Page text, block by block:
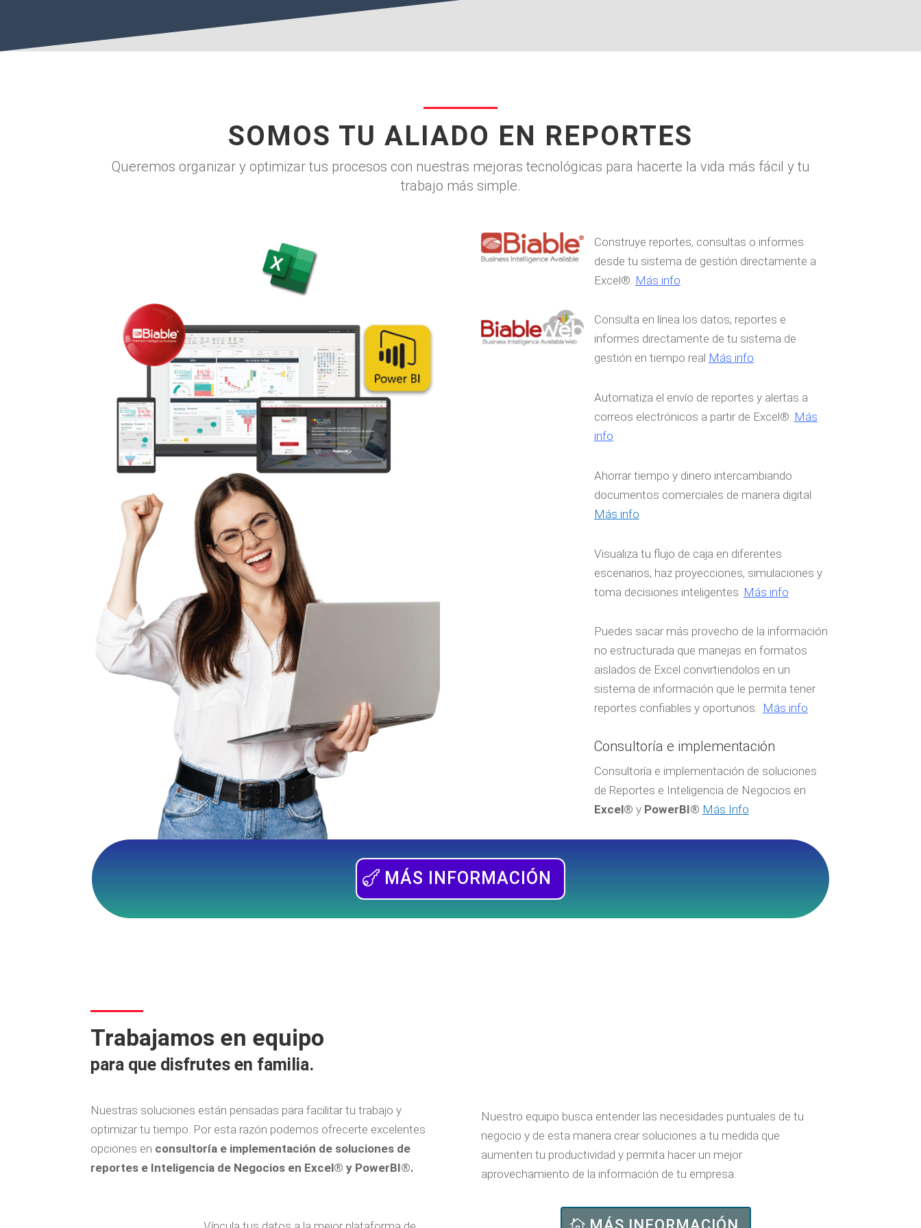
SOMOS TU ALIADO EN REPORTES
Queremos organizar y optimizar tus procesos con nuestras mejoras tecnológicas para hacerte la vida más fácil y tu
trabajo más simple.
Construye reportes, consultas o informes
desde tu sistema de gestión directamente a
Excel®. Más info
Consulta en línea los datos, reportes e
informes directamente de tu sistema de
gestión en tiempo real Más info
Automatiza el envío de reportes y alertas a
correos electrónicos a partir de Excel®. Más
info
Ahorrar tiempo y dinero intercambiando
documentos comerciales de manera digital.
Más info
Visualiza tu flujo de caja en diferentes
escenarios, haz proyecciones, simulaciones y
toma decisiones inteligentes. Más info
Puedes sacar más provecho de la información
no estructurada que manejas en formatos
aislados de Excel convirtiendolos en un
sistema de información que le permita tener
reportes confiables y oportunos. Más info
Consultoría e implementación
Consultoría e implementación de soluciones
de Reportes e Inteligencia de Negocios en
Excel® y PowerBI® Más Info
MÁS INFORMACIÓN
Trabajamos en equipo
para que disfrutes en familia.
Nuestras soluciones están pensadas para facilitar tu trabajo y
optimizar tu tiempo. Por esta razón podemos ofrecerte excelentes
opciones en consultoría e implementación de soluciones de
reportes e Inteligencia de Negocios en Excel® y PowerBI®.
Nuestro equipo busca entender las necesidades puntuales de tu
negocio y de esta manera crear soluciones a tu medida que
aumenten tu productividad y permita hacer un mejor
aprovechamiento de la información de tu empresa.